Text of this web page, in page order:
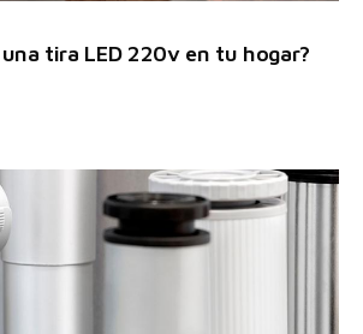
tira LED 220v en tu hogar?